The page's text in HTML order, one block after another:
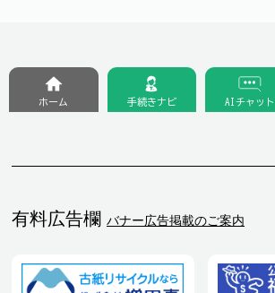
有料広告欄 バナー広告掲載のご案内
ホーム 手続きナビ AIチャット